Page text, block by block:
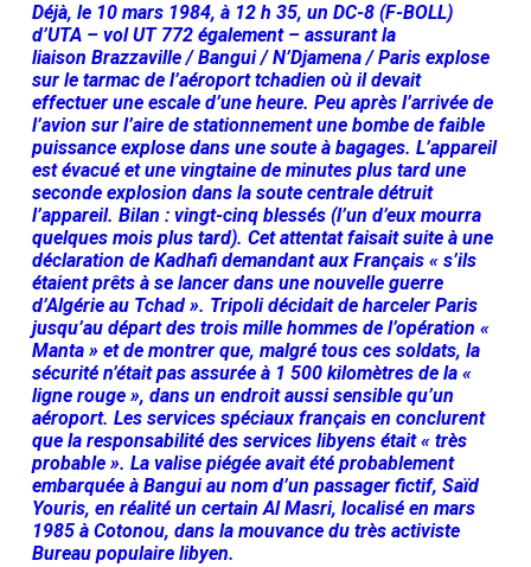
Déjà, le 10 mars 1984, à 12 h 35, un DC-8 (F-BOLL)
d’UTA – vol UT 772 également – assurant la
liaison Brazzaville / Bangui / N’Djamena / Paris explose
sur le tarmac de l’aéroport tchadien où il devait
effectuer une escale d’une heure. Peu après l’arrivée de
l’avion sur l’aire de stationnement une bombe de faible
puissance explose dans une soute à bagages. L’appareil
est évacué et une vingtaine de minutes plus tard une
seconde explosion dans la soute centrale détruit
l’appareil. Bilan : vingt-cinq blessés (l’un d’eux mourra
quelques mois plus tard). Cet attentat faisait suite à une
déclaration de Kadhafi demandant aux Français « s’ils
étaient prêts à se lancer dans une nouvelle guerre
d’Algérie au Tchad ». Tripoli décidait de harceler Paris
jusqu’au départ des trois mille hommes de l’opération «
Manta » et de montrer que, malgré tous ces soldats, la
sécurité n’était pas assurée à 1 500 kilomètres de la «
ligne rouge », dans un endroit aussi sensible qu’un
aéroport. Les services spéciaux français en conclurent
que la responsabilité des services libyens était « très
probable ». La valise piégée avait été probablement
embarquée à Bangui au nom d’un passager fictif, Saïd
Youris, en réalité un certain Al Masri, localisé en mars
1985 à Cotonou, dans la mouvance du très activiste
Bureau populaire libyen.